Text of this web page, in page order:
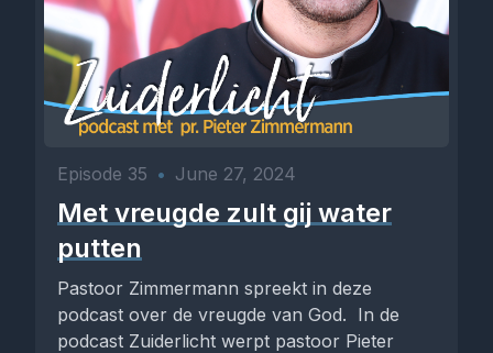
Episode 35 • June 27, 2024
Met vreugde zult gij water
putten
Pastoor Zimmermann spreekt in deze
podcast over de vreugde van God. In de
podcast Zuiderlicht werpt pastoor Pieter